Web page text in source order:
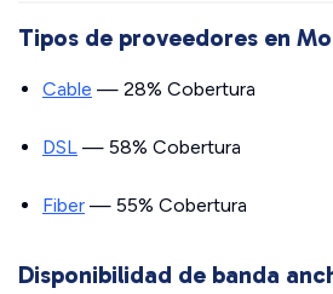
Tipos de proveedores en
Cable — 28% Cobertura
DSL — 58% Cobertura
Fiber — 55% Cobertura
Disponibilidad de banda